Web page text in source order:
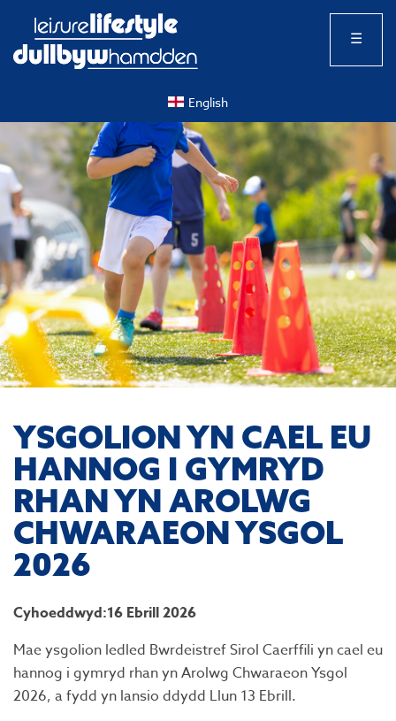
☰
English
YSGOLION YN CAEL EU
HANNOG I GYMRYD
RHAN YN AROLWG
CHWARAEON YSGOL
2026
Cyhoeddwyd:16 Ebrill 2026
Mae ysgolion ledled Bwrdeistref Sirol Caerffili yn cael eu
hannog i gymryd rhan yn Arolwg Chwaraeon Ysgol
2026, a fydd yn lansio ddydd Llun 13 Ebrill.